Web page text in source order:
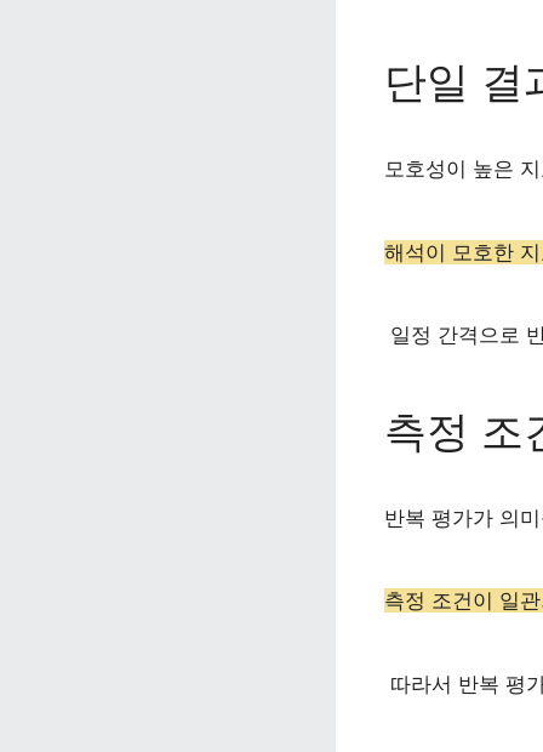
단일 결
모호성이 높은
해석이 모호한
일정 간격으로
측정 조
반복 평가가 의
측정 조건이 일
따라서 반복 평